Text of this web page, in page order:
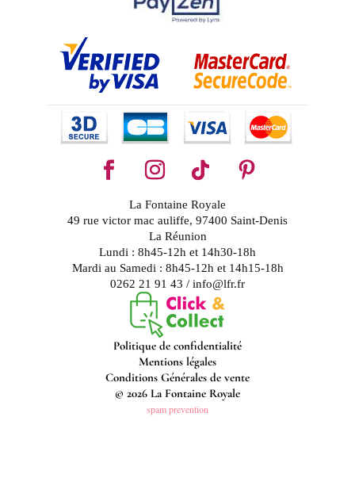
La Fontaine Royale
49 rue victor mac auliffe, 97400 Saint-Denis
La Réunion
Lundi : 8h45-12h et 14h30-18h
Mardi au Samedi : 8h45-12h et 14h15-18h
0262 21 91 43 / info@lfr.fr
Politique de confidentialité
Mentions légales
Conditions Générales de vente
© 2026 La Fontaine Royale
spam prevention